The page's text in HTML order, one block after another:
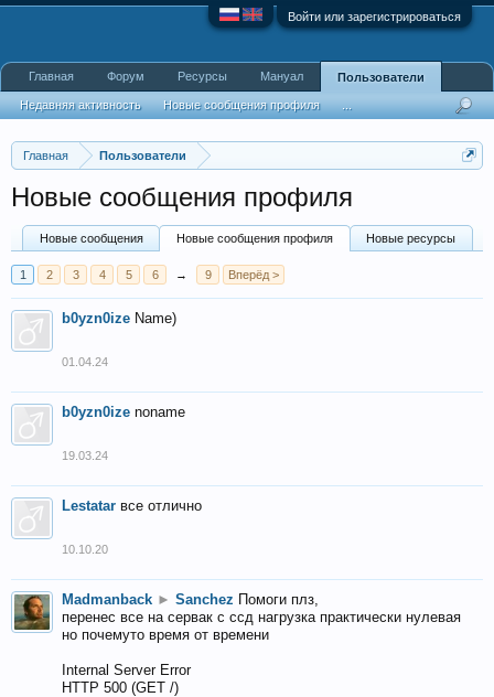
Войти или зарегистрироваться
Главная Пользователи
Новые сообщения профиля
Новые сообщения Новые сообщения профиля Новые ресурсы
1 2 3 4 5 6 → 9 Вперёд >
b0yzn0ize Name)
01.04.24
b0yzn0ize noname
19.03.24
Lestatar все отлично
10.10.20
Madmanback ► Sanchez Помоги плз,
перенес все на сервак с ссд нагрузка практически нулевая
но почемуто время от времени
Internal Server Error
HTTP 500 (GET /)
Главная Форум Ресурсы Мануал Пользователи
Недавняя активность Новые сообщения профиля